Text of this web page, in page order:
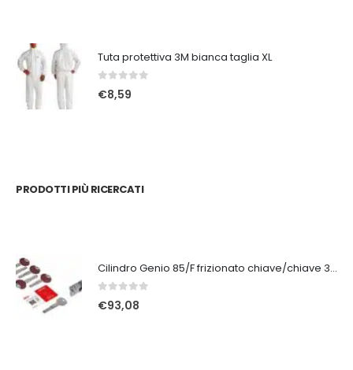
Tuta protettiva 3M bianca taglia XL
Su 5
€8,59
PRODOTTI PIÙ RICERCATI
Cilindro Genio 85/F frizionato chiave/chiave 35/10/40 5 chiavi
Su 5
€93,08